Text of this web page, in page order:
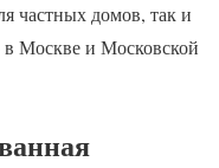
частных домов, так и
в Москве и Московской